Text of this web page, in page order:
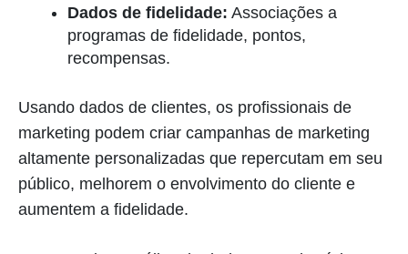
Dados de fidelidade: Associações a
programas de fidelidade, pontos,
recompensas.
Usando dados de clientes, os profissionais de
marketing podem criar campanhas de marketing
altamente personalizadas que repercutam em seu
público, melhorem o envolvimento do cliente e
aumentem a fidelidade.